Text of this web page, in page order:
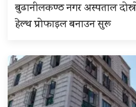
बुढानीलकण्ठ नगर अस्पताल
हेल्थ प्रोफाइल बनाउन सुरू